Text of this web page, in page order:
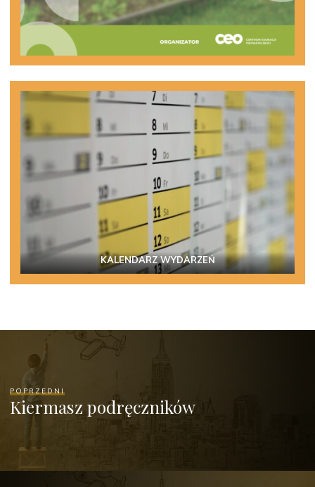
KALENDARZ WYDARZEŃ
POPRZEDNI
Kiermasz podręczników